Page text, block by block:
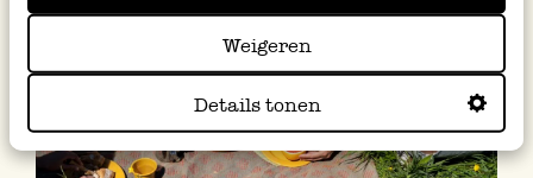
Weigeren
Details tonen